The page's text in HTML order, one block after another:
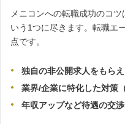
メニコンへの転職成功のコツ
いう1つに尽きます。転職エ
点です。
独自の非公開求人をもら
業界/企業に特化した対策
年収アップなど待遇の交